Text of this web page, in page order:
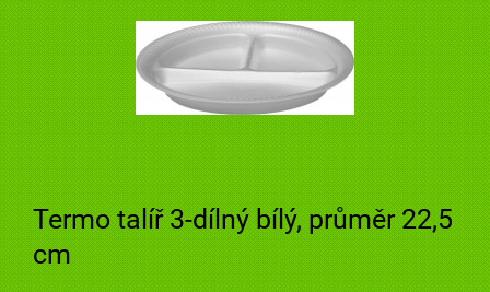
Termo talíř 3-dílný bílý, průměr 22,5
cm